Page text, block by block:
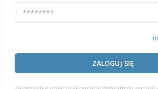
ZALOGUJ SIĘ